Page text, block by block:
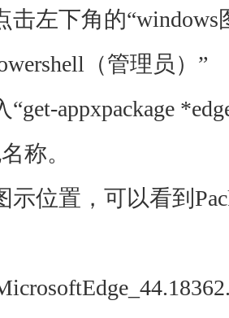
击左下角的
（管理员）”
appxpackage
称。
示位置，可以看到